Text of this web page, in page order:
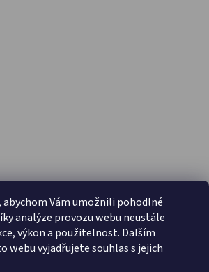
abychom Vám umožnili pohodlné
analýze provozu webu neustále
výkon a použitelnost. Dalším
webu vyjadřujete souhlas s jejich
PLATBY